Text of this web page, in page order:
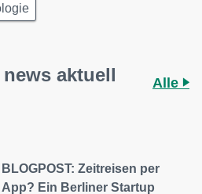
aktuell
Alle
BLOGPOST: Zeitreisen per
App? Ein Berliner Startup